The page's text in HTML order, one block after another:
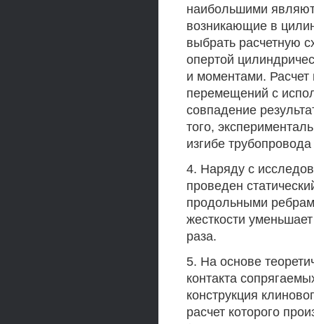
наибольшими
возникающие в
выбрать расчетную
опертой
и моментами.
перемещений с
совпадение
того,
изгибе
4. Наряду с
проведен
продольными
жесткости
раза.
5. На основе
контакта
конструкция
расчет которого